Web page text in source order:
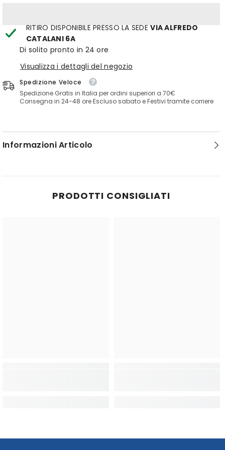
RITIRO DISPONIBILE PRESSO LA SEDEVIA ALFREDO
CATALANI 6A
Di solito pronto in 24 ore
Visualizza i dettagli del negozio
Spedizione Veloce
Spedizione Gratis in Italia per ordini superiori a 70€
Consegna in 24-48 ore Escluso sabato e Festivi tramite corriere
Informazioni Articolo
PRODOTTI CONSIGLIATI